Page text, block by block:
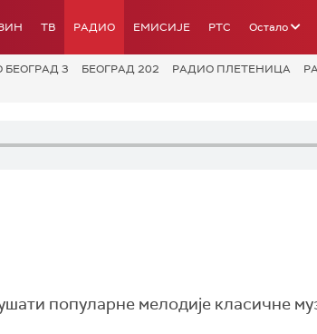
ТВ РАДИО ЕМИСИЈЕ РТС Остало
БЕОГРАД 3 БЕОГРАД 202 РАДИО ПЛЕТЕНИЦА
популарне мелодије класичне